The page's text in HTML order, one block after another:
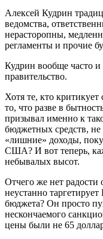
Алексей Кудрин
ведомства,
нерасторопны,
регламенты и прочие
Кудрин вообще часто
правительство.
Хотя те, кто критикует
то, что разве в
призывал именно к
бюджетных средств, не
«лишние» доходы,
США? И вот теперь,
небывалых высот.
Отчего же нет
неустанно
бюджета? Он просто
нескончаемого
цены были не 65